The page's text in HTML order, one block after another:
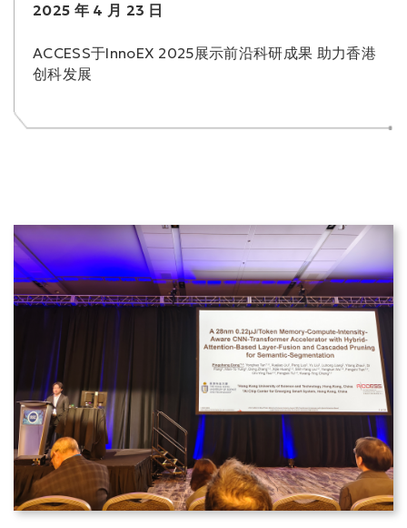
2025 年 4 月 23 日
ACCESS于InnoEX 2025展示前沿科研成果 助力香港
创科发展